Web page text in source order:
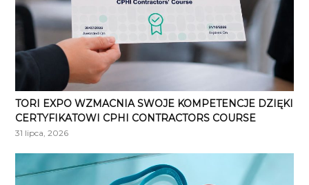
TORI EXPO WZMACNIA SWOJE KOMPETENCJE DZIĘKI
CERTYFIKATOWI CPHI CONTRACTORS COURSE
31 lipca, 2026